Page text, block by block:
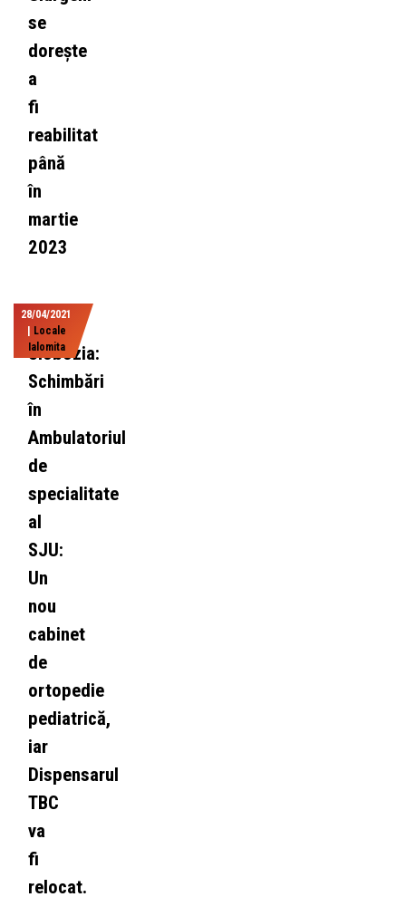
se
dorește
a
fi
reabilitat
până
în
martie
2023
28/04/2021
Locale
Ialomita
Slobozia:
Schimbări
în
Ambulatoriul
de
specialitate
al
SJU:
Un
nou
cabinet
de
ortopedie
pediatrică,
iar
Dispensarul
TBC
va
fi
relocat.